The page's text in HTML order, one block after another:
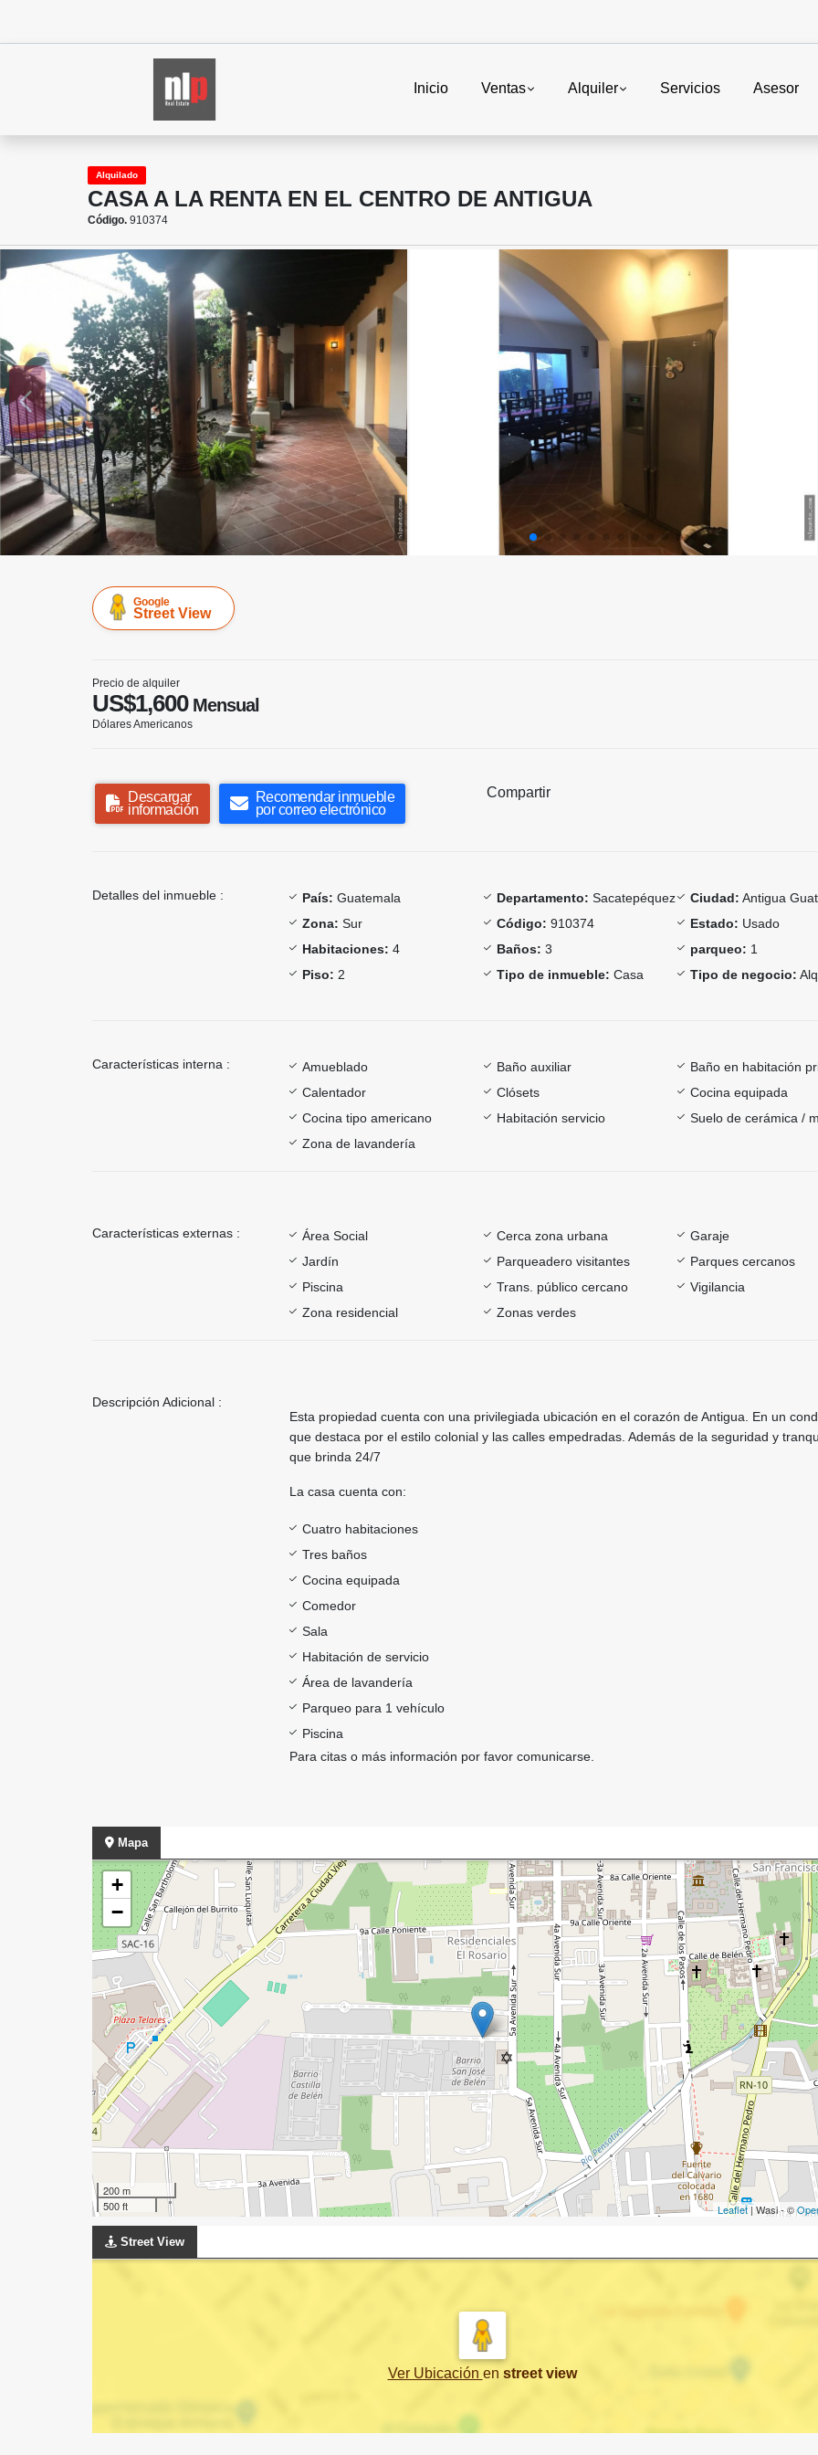
Inicio Ventas Alquiler Servicios Asesor
Alquilado
CASA A LA RENTA EN EL CENTRO DE ANTIGUA
Código. 910374
Google
Street View
Precio de alquiler
US$1,600Mensual
Dólares Americanos
Descargar
información
Recomendar inmueble
por correo electrónico
Compartir
Detalles del inmueble : País: Guatemala Departamento: Sacatepéquez Ciudad: Antigua
Zona: Sur Código: 910374 Estado: Usado
Habitaciones: 4 Baños: 3 parqueo: 1
Piso: 2 Tipo de inmueble: Casa Tipo de negocio:
Características interna : Amueblado Baño auxiliar
Baño en habitación
Calentador
Clósets
Cocina equipada
Cocina tipo americano
Habitación servicio
Suelo de cerámica /
Zona de lavandería
Características externas : Área Social Cerca zona urbana
Garaje
Jardín
Parqueadero visitantes
Parques cercanos
Piscina
Trans. público cercano
Vigilancia
Zona residencial
Zonas verdes
Descripción Adicional :
Esta propiedad cuenta con una privilegiada ubicación en el corazón de Antigua. En un
que destaca por el estilo colonial y las calles empedradas. Además de la seguridad y
que brinda 24/7
La casa cuenta con:
Cuatro habitaciones
Tres baños
Cocina equipada
Comedor
Sala
Habitación de servicio
Área de lavandería
Parqueo para 1 vehículo
Piscina
Para citas o más información por favor comunicarse.
Mapa
+
−
200 m
500 ft
Leaflet| Wasi - ©
Street View
Ver Ubicación en street view